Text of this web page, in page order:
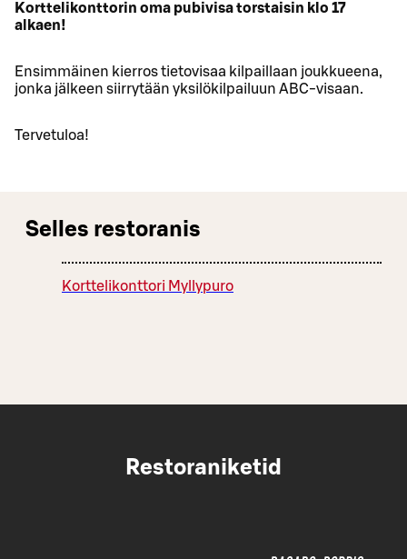
Korttelikonttorin oma pubivisa torstaisin klo 17
alkaen!
Ensimmäinen kierros tietovisaa kilpaillaan joukkueena,
jonka jälkeen siirrytään yksilökilpailuun ABC-visaan.
Tervetuloa!
Selles restoranis
Korttelikonttori Myllypuro
Restoraniketid